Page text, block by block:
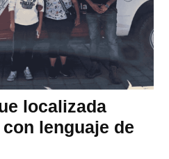
localizada
lenguaje de